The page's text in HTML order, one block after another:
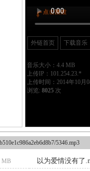
外链首页 下载音乐
音乐大小：4.4 MB
上传IP：101.254.23.*
上传时间：2014年10月
浏览: 8025次
5346.mp3
MB
以为爱情没有了